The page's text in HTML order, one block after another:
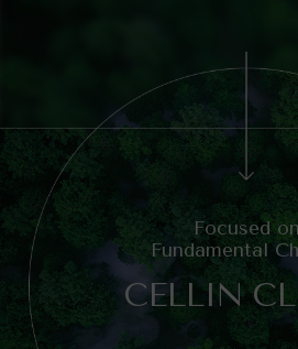
Focused on
Fundamental
CELLIN